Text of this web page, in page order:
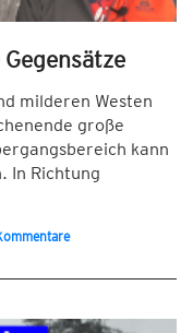
milderen Westen
große
kann
In Richtung